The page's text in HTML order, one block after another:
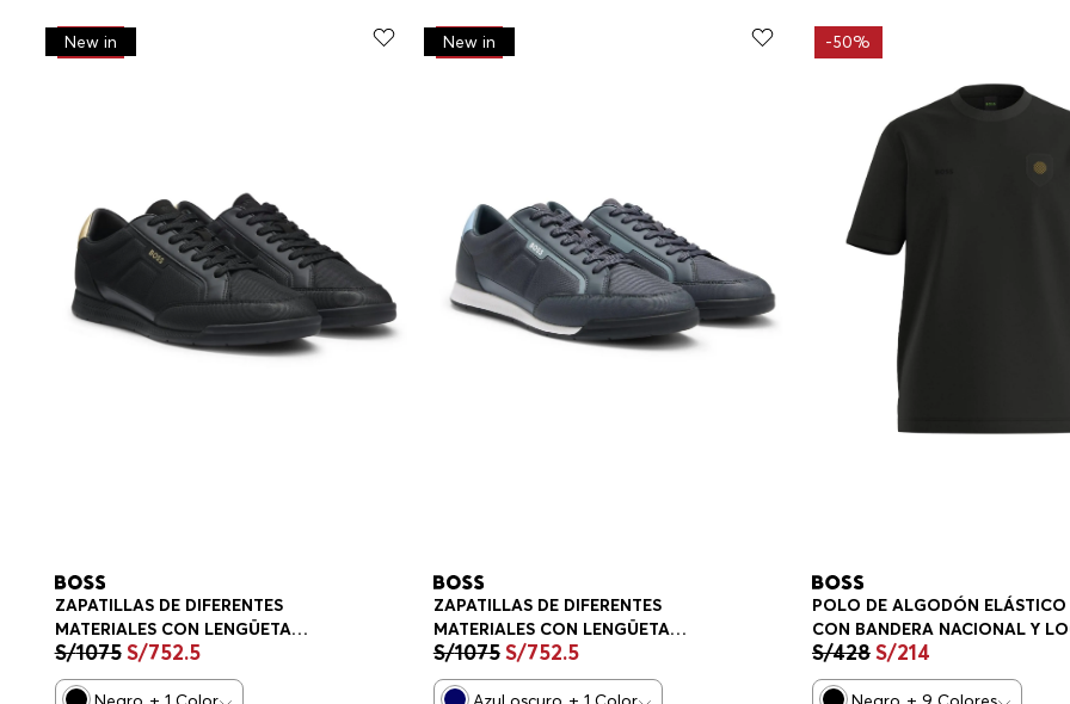
-30%
New in
ZAPATILLAS DE DIFERENTES
MATERIALES CON LENGÜETA
TRASERA EN CONTRASTE
ZAPATILLAS HOMBRE
S/1075 S/752.5
-30%
New in
ZAPATILLAS DE DIFERENTES
MATERIALES CON LENGÜETA
TRASERA EN CONTRASTE
ZAPATILLAS HOMBRE
S/1075S/752.5
-50%
POLO DE ALGODÓN ELÁSTICO
CON BANDERA NACIONAL Y
PLAYERA REGULAR FIT HOMBRE
S/428S/214